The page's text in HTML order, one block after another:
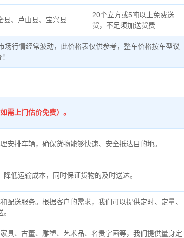
县、芦山县、宝兴县
20个立方或5吨以上免费送
货，不足须加送货费
行情经常波动，此价格表仅供参考，整车价格按车型议
需上门估价免费）。
安排车辆，确保货物能够快速、安全抵达目的地。
低运输成本，同时保证货物的及时送达。
送服务。根据客户的需求，我们可以提供定时、定量、
具、古董、雕塑、艺术品、名贵字画等，我们提供量身定